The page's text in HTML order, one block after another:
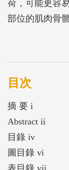
荷，可能更容
部位的肌肉骨
職業災害預防
病現況調查，
濘作業對於農
目次
摘 要 i
Abstract ii
目錄 iv
圖目錄 vi